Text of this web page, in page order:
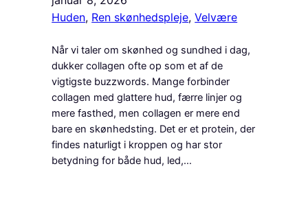
Huden, Ren skønhedspleje, Velvære
Når vi taler om skønhed og sundhed i dag,
dukker collagen ofte op som et af de
vigtigste buzzwords. Mange forbinder
collagen med glattere hud, færre linjer og
mere fasthed, men collagen er mere end
bare en skønhedsting. Det er et protein, der
findes naturligt i kroppen og har stor
betydning for både hud, led,…